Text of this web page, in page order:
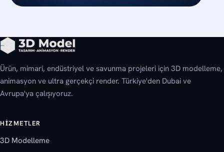
Ürün, mimari, endüstriyel ve savunma projeleri için 3D modelleme,
animasyon ve ultra gerçekçi render. Türkiye'den Dubai ve
Avrupa'ya çalışıyoruz.
HIZMETLER
3D Modelleme